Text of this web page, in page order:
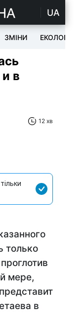
UA
ЗМІНИ ЕКОЛОГІЯ
в
12 хв
только
мере,
в